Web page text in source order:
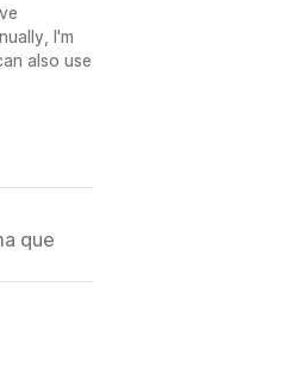
I'm
also use
que